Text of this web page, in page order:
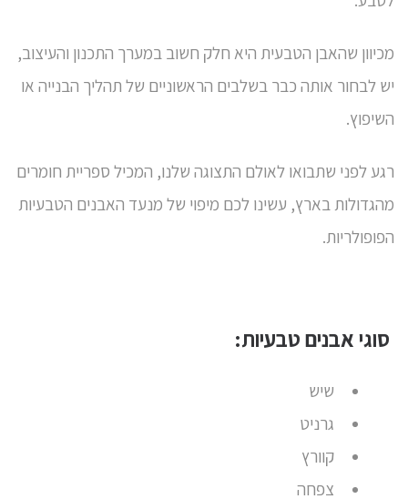
מכיוון שהאבן הטבעית היא חלק חשוב במערך התכנון והעיצוב,
יש לבחור אותה כבר בשלבים הראשוניים של תהליך הבנייה או
השיפוץ.
רגע לפני שתבואו לאולם התצוגה שלנו, המכיל ספריית חומרים
מהגדולות בארץ, עשינו לכם מיפוי של מנעד האבנים הטבעיות
הפופולריות.
סוגי אבנים טבעיות:
שיש
גרניט
קוורץ
צפחה